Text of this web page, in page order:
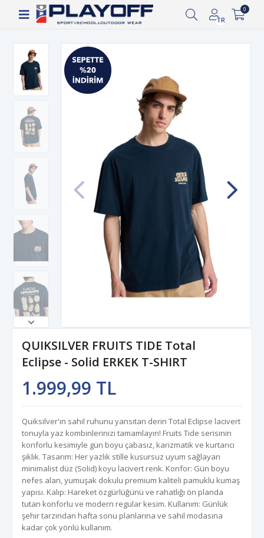
Siparişin 2-8 iş günü arasında kargoya verilecektir.
TR
0
QUIKSILVER FRUITS TIDE Total
Eclipse - Solid ERKEK T-SHIRT
1.999,99 TL
Quiksilver'ın sahil ruhunu yansıtan derin Total Eclipse lacivert
tonuyla yaz kombinlerinizi tamamlayın! Fruits Tide serisinin
konforlu kesimiyle gün boyu çabasız, karizmatik ve kurtarıcı
şıklık. Tasarım: Her yazlık stille kusursuz uyum sağlayan
minimalist düz (Solid) koyu lacivert renk. Konfor: Gün boyu
nefes alan, yumuşak dokulu premium kaliteli pamuklu kumaş
yapısı. Kalıp: Hareket özgürlüğünü ve rahatlığı ön planda
tutan konforlu ve modern regular kesim. Kullanım: Günlük
şehir tarzından hafta sonu planlarına ve sahil modasına
kadar çok yönlü kullanım.